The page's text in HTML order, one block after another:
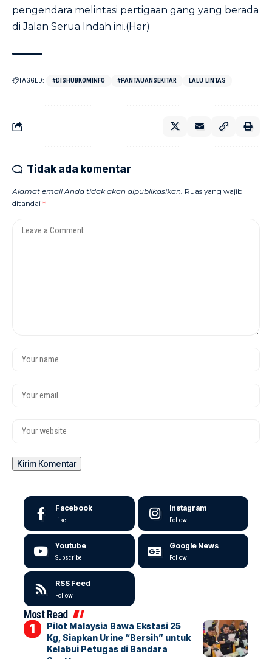
pengendara melintasi pertigaan gang yang berada
di Jalan Serua Indah ini.(Har)
TAGGED: #DISHUBKOMINFO #PANTAUANSEKITAR LALU LINTAS
Tidak ada komentar
Alamat email Anda tidak akan dipublikasikan. Ruas yang wajib
ditandai *
Facebook
Like
Instagram
Follow
Youtube
Subscribe
Google News
Follow
RSS Feed
Follow
Most Read
Pilot Malaysia Bawa Ekstasi 25
Kg, Siapkan Urine “Bersih” untuk
Kelabui Petugas di Bandara